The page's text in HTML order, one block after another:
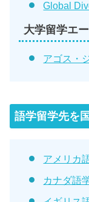
Global
大学留学エ
アゴス・
語学留学先を
アメリカ
カナダ語